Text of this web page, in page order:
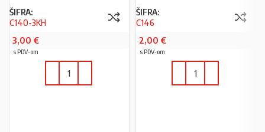
ŠIFRA:
C140-3KH
3,00 €
s PDV-om
ŠIFRA:
C146
2,00 €
s PDV-om